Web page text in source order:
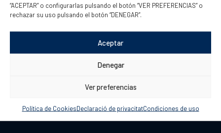
“ACEPTAR” o configurarlas pulsando el botón “VER PREFERENCIAS” o
rechazar su uso pulsando el botón “DENEGAR”.
Aceptar
Denegar
Ver preferencias
Política de CookiesDeclaració de privacitatCondiciones de uso
Informació de contacte
Club Náutico El Balís
08392 – Barcelona, España
41º 33,5′ N / 002º 30,5′ E